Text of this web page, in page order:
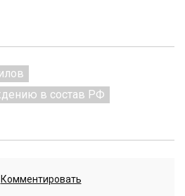
в состав РФ
Комментировать